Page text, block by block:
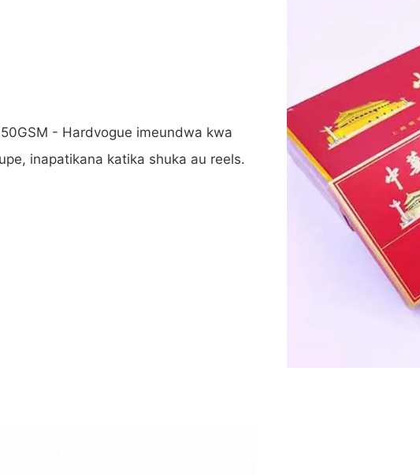
- Hardvogue imeundwa kwa
inapatikana katika shuka au reels.